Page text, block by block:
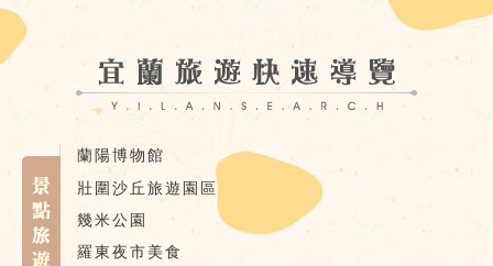
蘭陽博物館
壯圍沙丘旅遊園區
幾米公園
羅東夜市美食